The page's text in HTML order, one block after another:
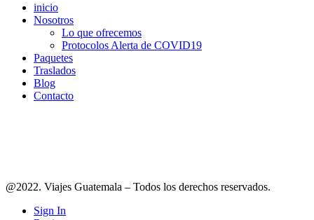
inicio
Nosotros
Lo que ofrecemos
Protocolos Alerta de COVID19
Paquetes
Traslados
Blog
Contacto
@2022. Viajes Guatemala – Todos los derechos reservados.
Sign In